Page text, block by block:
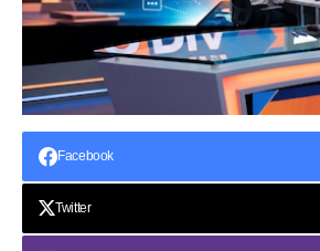
Facebook
Twitter